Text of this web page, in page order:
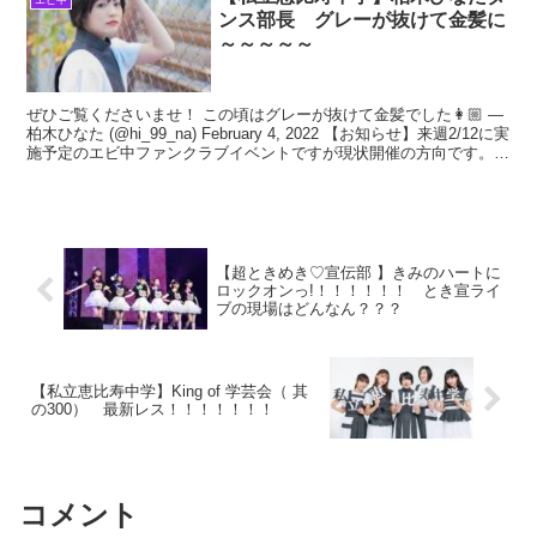
ンス部長 グレーが抜けて金髪に
～～～～～
ぜひご覧くださいませ！ この頃はグレーが抜けて金髪でした👩🏼 —
柏木ひなた (@hi_99_na) February 4, 2022 【お知らせ】来週2/12に実
施予定のエビ中ファンクラブイベントですが現状開催の方向です。但
【超ときめき♡宣伝部 】きみのハートに
ロックオンっ!！！！！！！ とき宣ライ
ブの現場はどんなん？？？
【私立恵比寿中学】King of 学芸会（ 其
の300） 最新レス！！！！！！！
コメント